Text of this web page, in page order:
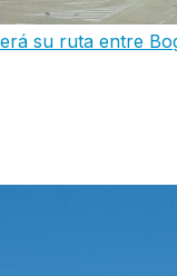
su ruta entre